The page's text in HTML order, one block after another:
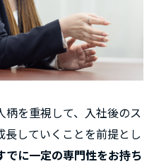
を重視して、入社後のス
していくことを前提とし
でに一定の専門性をお持ち